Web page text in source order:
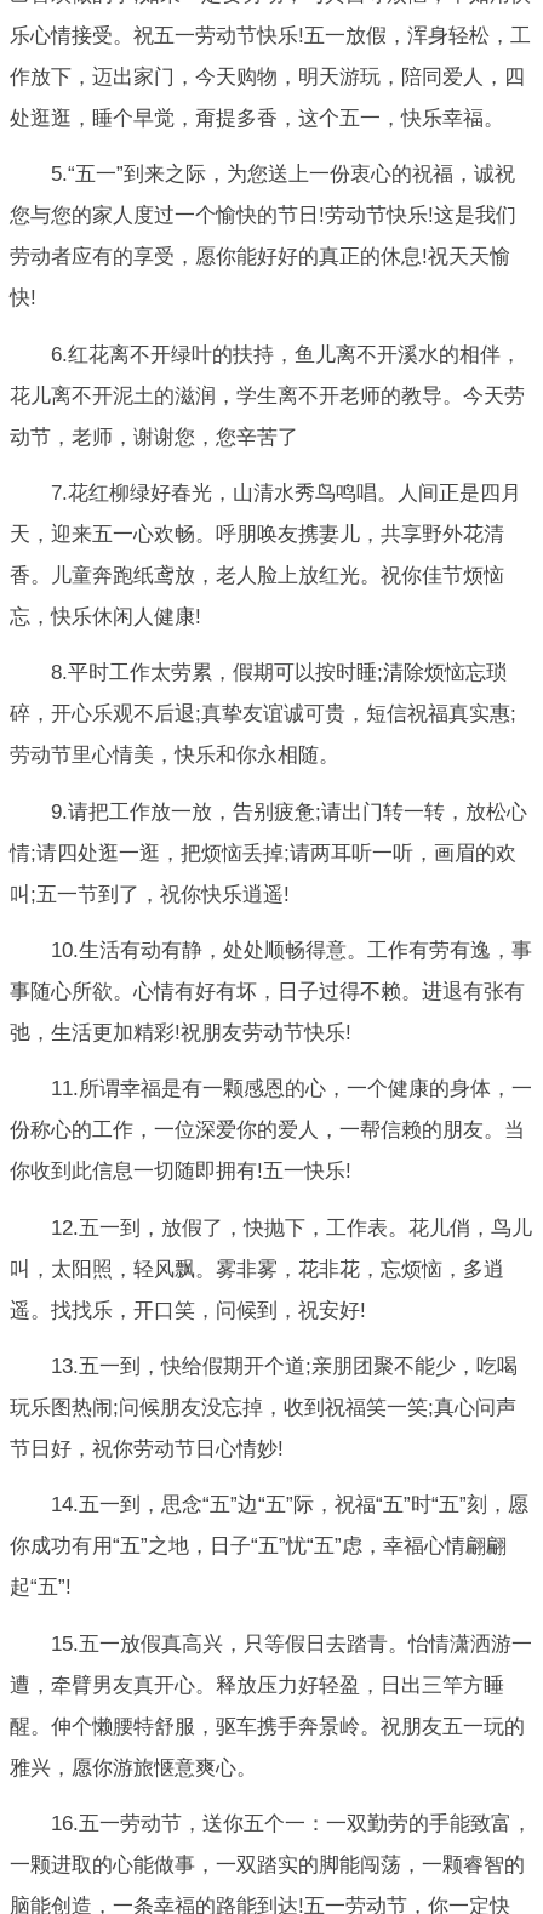
乐心情接受。祝五一劳动节快乐!五一放假，浑身轻松，工
作放下，迈出家门，今天购物，明天游玩，陪同爱人，四
处逛逛，睡个早觉，甭提多香，这个五一，快乐幸福。
5.“五一”到来之际，为您送上一份衷心的祝福，诚祝
您与您的家人度过一个愉快的节日!劳动节快乐!这是我们
劳动者应有的享受，愿你能好好的真正的休息!祝天天愉
快!
6.红花离不开绿叶的扶持，鱼儿离不开溪水的相伴，
花儿离不开泥土的滋润，学生离不开老师的教导。今天劳
动节，老师，谢谢您，您辛苦了
7.花红柳绿好春光，山清水秀鸟鸣唱。人间正是四月
天，迎来五一心欢畅。呼朋唤友携妻儿，共享野外花清
香。儿童奔跑纸鸢放，老人脸上放红光。祝你佳节烦恼
忘，快乐休闲人健康!
8.平时工作太劳累，假期可以按时睡;清除烦恼忘琐
碎，开心乐观不后退;真挚友谊诚可贵，短信祝福真实惠;
劳动节里心情美，快乐和你永相随。
9.请把工作放一放，告别疲惫;请出门转一转，放松心
情;请四处逛一逛，把烦恼丢掉;请两耳听一听，画眉的欢
叫;五一节到了，祝你快乐逍遥!
10.生活有动有静，处处顺畅得意。工作有劳有逸，事
事随心所欲。心情有好有坏，日子过得不赖。进退有张有
弛，生活更加精彩!祝朋友劳动节快乐!
11.所谓幸福是有一颗感恩的心，一个健康的身体，一
份称心的工作，一位深爱你的爱人，一帮信赖的朋友。当
你收到此信息一切随即拥有!五一快乐!
12.五一到，放假了，快抛下，工作表。花儿俏，鸟儿
叫，太阳照，轻风飘。雾非雾，花非花，忘烦恼，多逍
遥。找找乐，开口笑，问候到，祝安好!
13.五一到，快给假期开个道;亲朋团聚不能少，吃喝
玩乐图热闹;问候朋友没忘掉，收到祝福笑一笑;真心问声
节日好，祝你劳动节日心情妙!
14.五一到，思念“五”边“五”际，祝福“五”时“五”刻，愿
你成功有用“五”之地，日子“五”忧“五”虑，幸福心情翩翩
起“五”!
15.五一放假真高兴，只等假日去踏青。怡情潇洒游一
遭，牵臂男友真开心。释放压力好轻盈，日出三竿方睡
醒。伸个懒腰特舒服，驱车携手奔景岭。祝朋友五一玩的
雅兴，愿你游旅惬意爽心。
16.五一劳动节，送你五个一：一双勤劳的手能致富，
一颗进取的心能做事，一双踏实的脚能闯荡，一颗睿智的
脑能创造，一条幸福的路能到达!五一劳动节，你一定快